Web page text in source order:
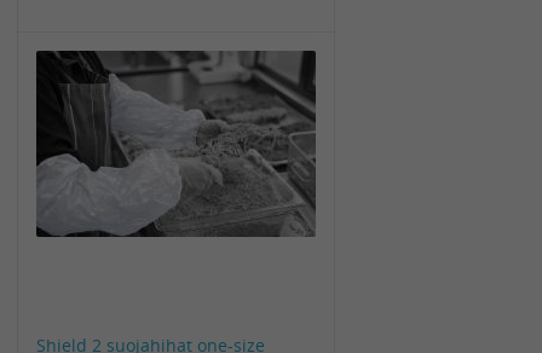
Shield 2 suojahihat one-size